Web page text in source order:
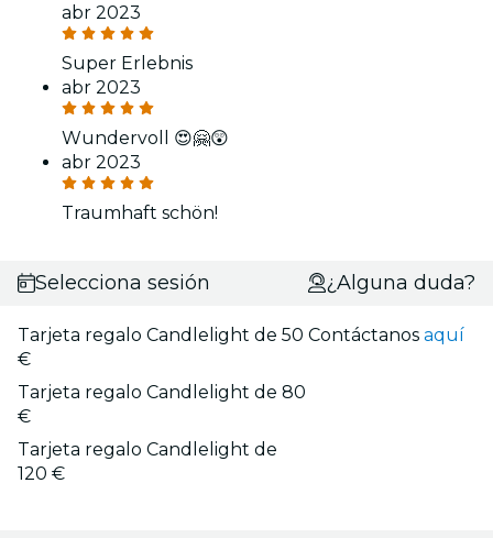
abr 2023
Super Erlebnis
abr 2023
Wundervoll 😍🤗😲
abr 2023
Traumhaft schön!
Selecciona sesión
Tarjeta regalo Candlelight de 50
€
Tarjeta regalo Candlelight de 80
€
Tarjeta regalo Candlelight de
120 €
¿Alguna duda?
Contáctanosaquí